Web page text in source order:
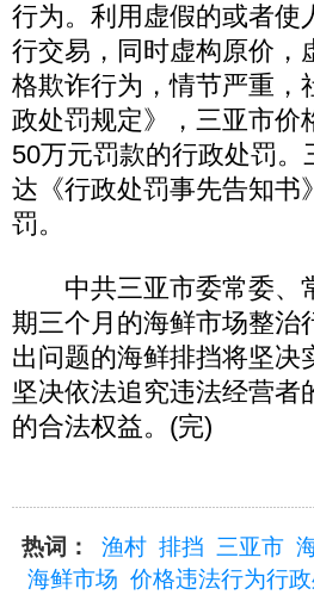
行为。利用虚假的或者使
行交易，同时虚构原价，
格欺诈行为，情节严重，
政处罚规定》，三亚市价
50万元罚款的行政处罚
达《行政处罚事先告知书
罚。
中共三亚市委常委、
期三个月的海鲜市场整治
出问题的海鲜排挡将坚决
坚决依法追究违法经营
的合法权益。(完)
热词： 渔村 排挡 三亚市
海鲜市场 价格违法行为行